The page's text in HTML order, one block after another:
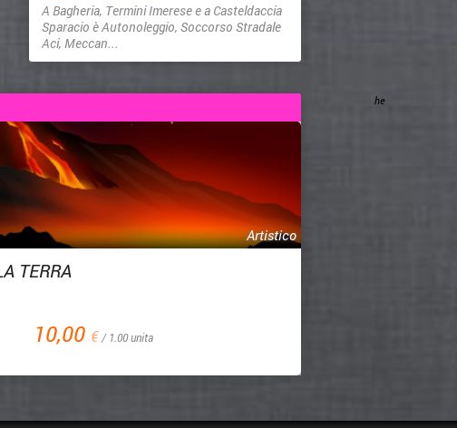
A Bagheria, Termini Imerese e a Casteldaccia
Sparacio è Autonoleggio, Soccorso Stradale
Aci, Meccan...
Artistico
TERRA
10,00 €/ 1.00 unita
he